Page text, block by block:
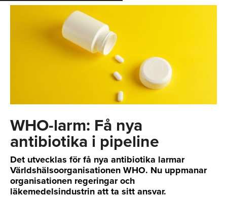
WHO-larm: Få nya
antibiotika i pipeline
Det utvecklas för få nya antibiotika larmar
Världshälsoorganisationen WHO. Nu uppmanar
organisationen regeringar och
läkemedelsindustrin att ta sitt ansvar.